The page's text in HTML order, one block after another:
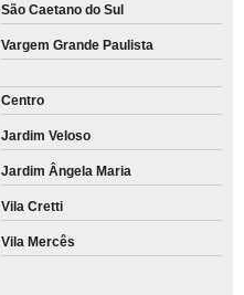
São Caetano do Sul
Vargem Grande Paulista
Centro
Jardim Veloso
Jardim Ângela Maria
Vila Cretti
Vila Mercês